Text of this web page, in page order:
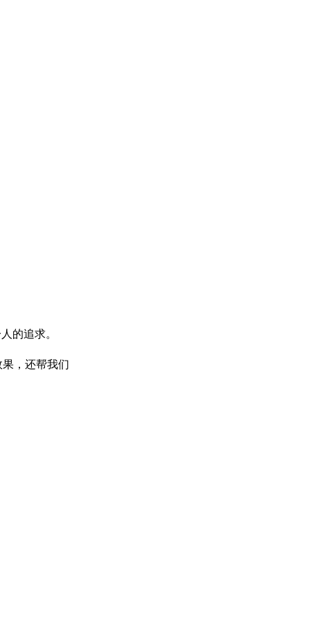
的追求。
，还帮我们